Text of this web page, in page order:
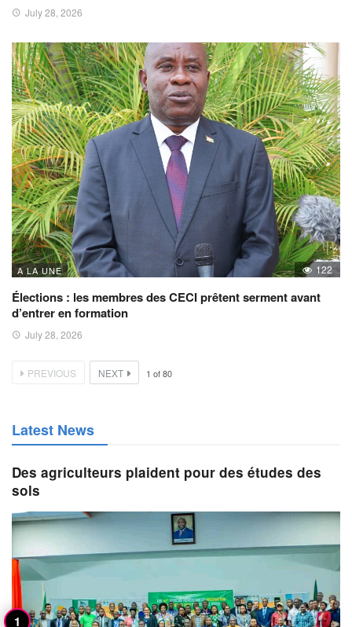
July 28, 2026
A LA UNE 122
Élections : les membres des CECI prêtent serment avant
d’entrer en formation
July 28, 2026
PREVIOUS NEXT 1 of80
Latest News
Des agriculteurs plaident pour des études des
sols